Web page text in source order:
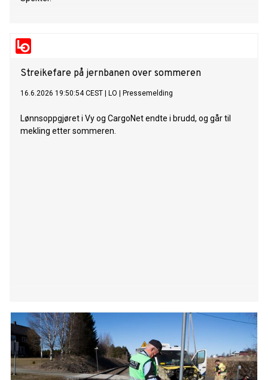
Streikefare på jernbanen over sommeren
16.6.2026 19:50:54 CEST LO Pressemelding
Lønnsoppgjøret i Vy og CargoNet endte i brudd, og går til
mekling etter sommeren.